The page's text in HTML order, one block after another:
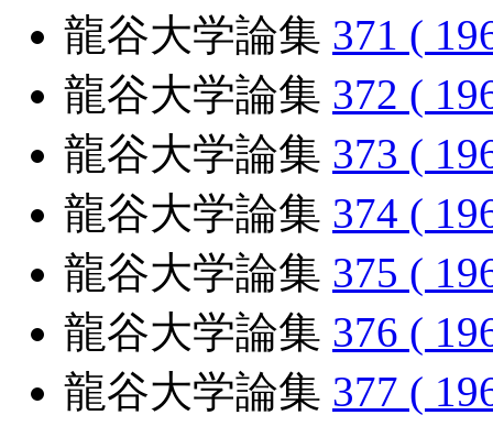
龍谷大学論集 371 (
龍谷大学論集 372 (
龍谷大学論集 373 (
龍谷大学論集 374 (
龍谷大学論集 375 (
龍谷大学論集 376 (
龍谷大学論集 377 (